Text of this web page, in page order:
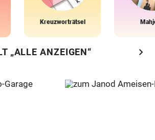
Kreuzworträtsel
„ALLE ANZEIGEN“ chevron_right